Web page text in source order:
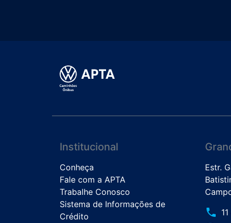
Institucional
Conheça
Fale com a APTA
Trabalhe Conosco
Sistema de Informações de
Crédito
Estr.
phone